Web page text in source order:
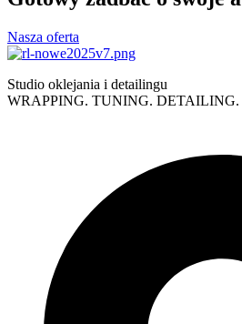
Nasza oferta
Studio oklejania i detailingu
WRAPPING. TUNING. DETAILING.